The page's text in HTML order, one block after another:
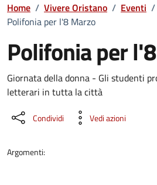
Home / Vivere Oristano / Eventi /
Polifonia per l'8 Marzo
Polifonia per
Dettaglio
Giornata della donna - Gli studenti
letterari in tutta la città
Condividi Vedi azioni
Argomenti: